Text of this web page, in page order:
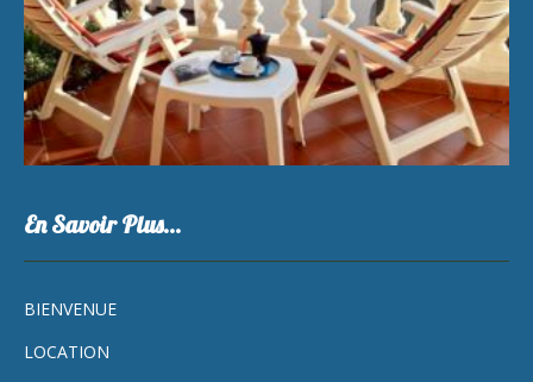
En Savoir Plus…
BIENVENUE
LOCATION